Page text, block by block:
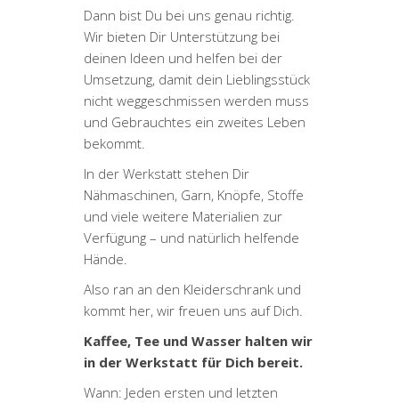
Dann bist Du bei uns genau richtig.
Wir bieten Dir Unterstützung bei
deinen Ideen und helfen bei der
Umsetzung, damit dein Lieblingsstück
nicht weggeschmissen werden muss
und Gebrauchtes ein zweites Leben
bekommt.
In der Werkstatt stehen Dir
Nähmaschinen, Garn, Knöpfe, Stoffe
und viele weitere Materialien zur
Verfügung – und natürlich helfende
Hände.
Also ran an den Kleiderschrank und
kommt her, wir freuen uns auf Dich.
Kaffee, Tee und Wasser halten wir
in der Werkstatt für Dich bereit.
Wann: Jeden ersten und letzten